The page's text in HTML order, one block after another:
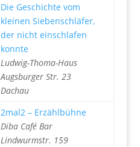
Die Geschichte vom
kleinen Siebenschläfer,
der nicht einschlafen
konnte
Ludwig-Thoma-Haus
Augsburger Str. 23
Dachau
2mal2 – Erzählbühne
Diba Café Bar
Lindwurmstr. 159